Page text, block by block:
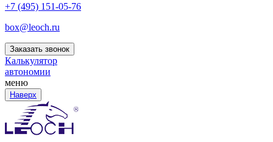
+7 (495) 151-05-76
box@leoch.ru
Заказать звонок
Калькулятор
автономии
меню
Наверх